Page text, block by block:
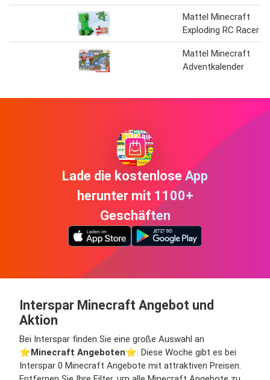
Mattel Minecraft
Exploding RC Racer
Mattel Minecraft
Adventkalender
Lade die kostenlose App
herunter mit 1100+
Geschäften
Interspar Minecraft Angebot und
Aktion
Bei Interspar finden Sie eine große Auswahl an
⭐️Minecraft Angeboten⭐️. Diese Woche gibt es bei
Interspar 0 Minecraft Angebote mit attraktiven Preisen.